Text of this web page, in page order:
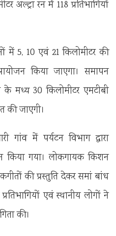
अल्ट्रा रन में 118 प्रतिभागियों
में 5, 10 एवं 21 किलोमीटर की
किया जाएगा। समापन
मध्य 30 किलोमीटर एमटीबी
की जाएगी।
गांव में पर्यटन विभाग द्वारा
गया। लोकगायक किशन
की प्रस्तुति देकर समां बांध
एवं स्थानीय लोगों ने
की।